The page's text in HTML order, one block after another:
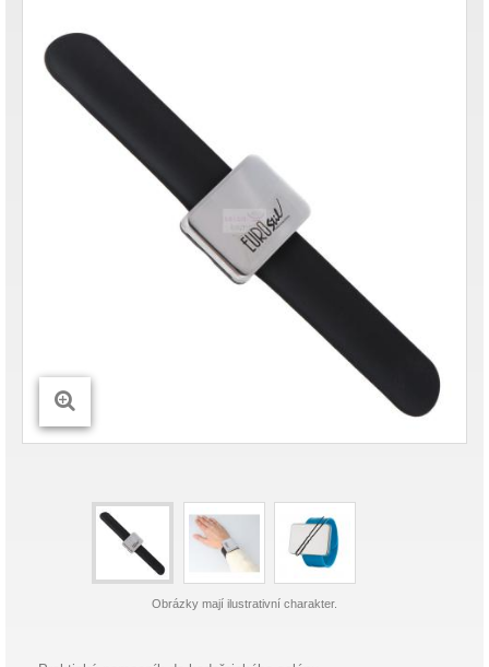
Obrázky mají ilustrativní charakter.